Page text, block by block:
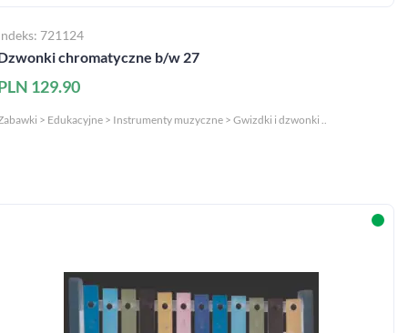
721124
chromatyczne b/w 27
129.90
> Edukacyjne > Instrumenty muzyczne > Gwizdki i dzwonki ..